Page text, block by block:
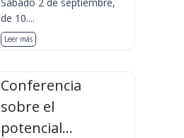
de 10....
Leer más
Conferencia
sobre el
potencial...